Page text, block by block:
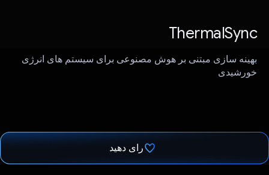
ThermalSync
بهینه سازی مبتنی بر هوش مصنوعی برای سیستم های انرژی
خورشیدی
رای دهید